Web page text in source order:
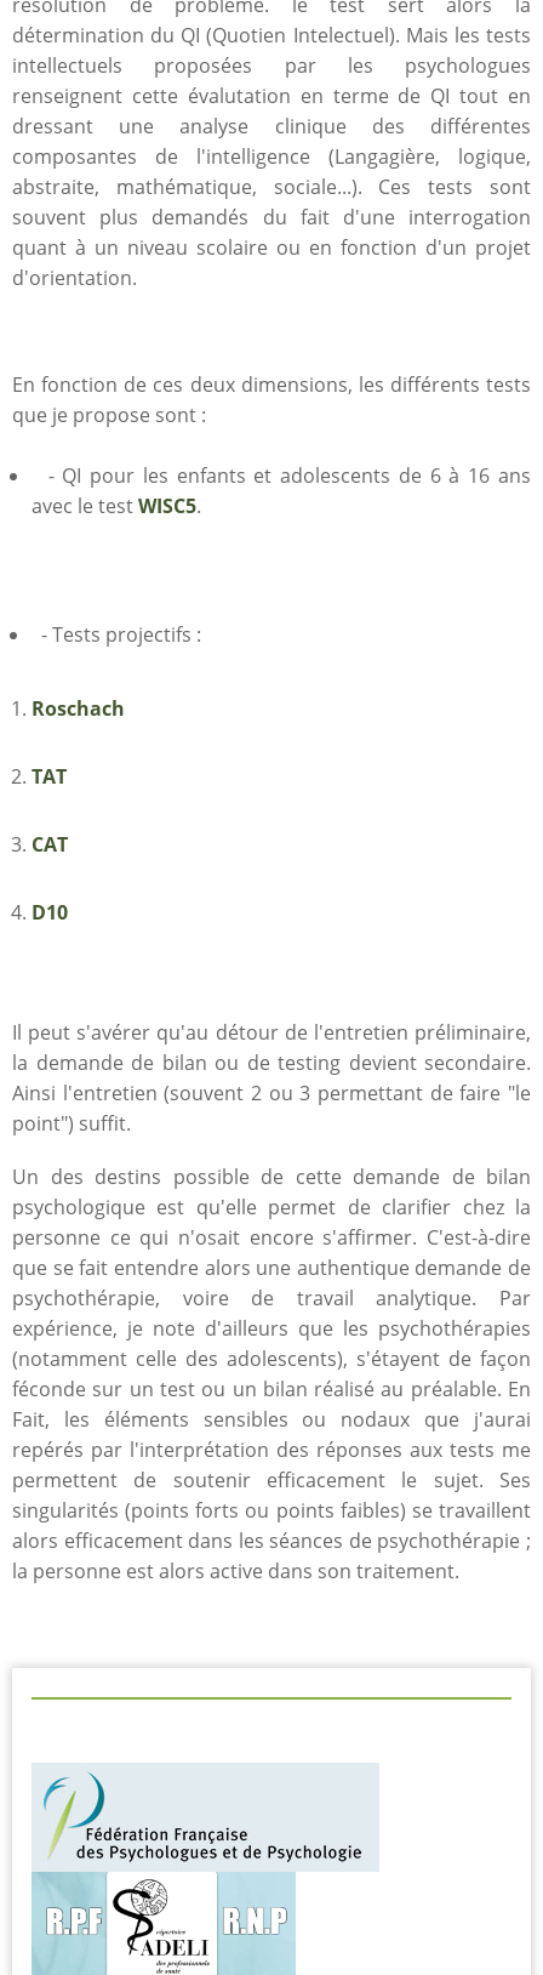
détermination du QI (Quotien Intelectuel). Mais les tests
intellectuels proposées par les psychologues
renseignent cette évalutation en terme de QI tout en
dressant une analyse clinique des différentes
composantes de l'intelligence (Langagière, logique,
abstraite, mathématique, sociale...). Ces tests sont
souvent plus demandés du fait d'une interrogation
quant à un niveau scolaire ou en fonction d'un projet
d'orientation.
En fonction de ces deux dimensions, les différents tests
que je propose sont :
- QI pour les enfants et adolescents de 6 à 16 ans
avec le testWISC5.
- Tests projectifs :​
​Roschach
TAT
CAT
D10
Il peut s'avérer qu'au détour de l'entretien préliminaire,
la demande de bilan ou de testing devient secondaire.
Ainsi l'entretien (souvent 2 ou 3 permettant de faire "le
point") suffit.
Un des destins possible de cette demande de bilan
psychologique est qu'elle permet de clarifier chez la
personne ce qui n'osait encore s'affirmer. C'est-à-dire
que se fait entendre alors une authentique demande de
psychothérapie, voire de travail analytique. Par
expérience, je note d'ailleurs que les psychothérapies
(notamment celle des adolescents), s'étayent de façon
féconde sur un test ou un bilan réalisé au préalable. En
Fait, les éléments sensibles ou nodaux que j'aurai
repérés par l'interprétation des réponses aux tests me
permettent de soutenir efficacement le sujet. Ses
singularités (points forts ou points faibles) se travaillent
alors efficacement dans les séances de psychothérapie ;
la personne est alors active dans son traitement.